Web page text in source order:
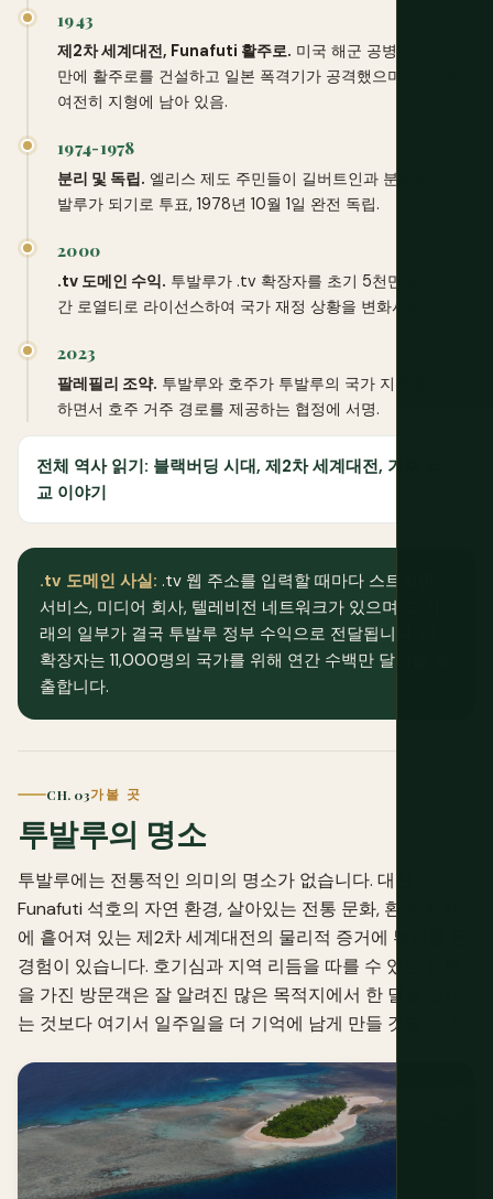
1943
제2차 세계대전, Funafuti 활주로. 미국 해군 공병대가 6주
만에 활주로를 건설하고 일본 폭격기가 공격했으며, 구덩이는
여전히 지형에 남아 있음.
1974-1978
분리 및 독립. 엘리스 제도 주민들이 길버트인과 분리하여 투
발루가 되기로 투표, 1978년 10월 1일 완전 독립.
2000
.tv 도메인 수익. 투발루가 .tv 확장자를 초기 5천만 달러와 연
간 로열티로 라이선스하여 국가 재정 상황을 변화시킴.
2023
팔레필리 조약. 투발루와 호주가 투발루의 국가 지위를 보존
하면서 호주 거주 경로를 제공하는 협정에 서명.
전체 역사 읽기: 블랙버딩 시대, 제2차 세계대전, 기후 외
교 이야기
.tv 도메인 사실: .tv 웹 주소를 입력할 때마다 스트리밍
서비스, 미디어 회사, 텔레비전 네트워크가 있으며 그 거
래의 일부가 결국 투발루 정부 수익으로 전달됩니다. 이
확장자는 11,000명의 국가를 위해 연간 수백만 달러를 창
출합니다.
CH. 03가볼 곳
투발루의 명소
투발루에는 전통적인 의미의 명소가 없습니다. 대신
Funafuti 석호의 자연 환경, 살아있는 전통 문화, 환초 지형
에 흩어져 있는 제2차 세계대전의 물리적 증거에 뿌리를 둔
경험이 있습니다. 호기심과 지역 리듬을 따를 수 있는 능력
을 가진 방문객은 잘 알려진 많은 목적지에서 한 달을 보내
는 것보다 여기서 일주일을 더 기억에 남게 만들 것입니다.